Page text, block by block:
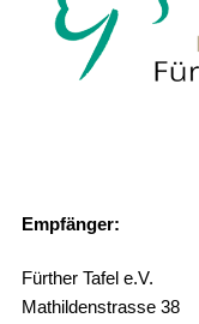
Empfänger:
Fürther Tafel e.V.
Mathildenstrasse 38